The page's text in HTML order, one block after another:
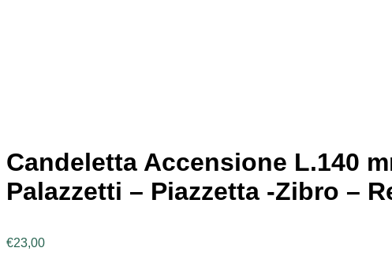
Candeletta Accensione L.140
Palazzetti – Piazzetta -Zibro –
€23,00